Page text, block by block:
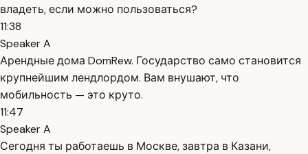
владеть, если можно пользоваться?
11:38
Speaker A
Арендные дома DomRew. Государство само становится
крупнейшим лендлордом. Вам внушают, что
мобильность — это круто.
11:47
Speaker A
Сегодня ты работаешь в Москве, завтра в Казани,